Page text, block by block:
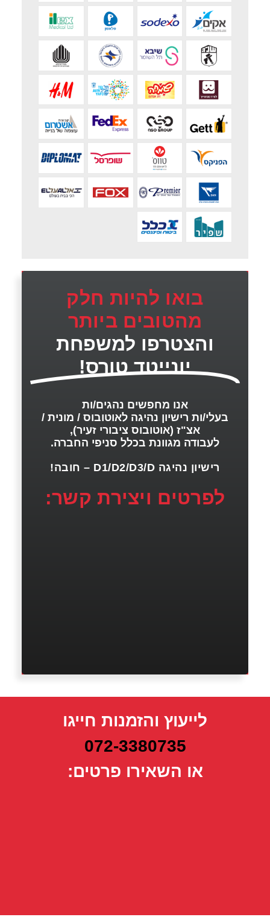
בואו להיות חלק
מהטובים ביותר
והצטרפו למשפחת
יונייטד טורס!
אנו מחפשים נהגים/ות
בעלי/ות רישיון נהיגה לאוטובוס / מונית /
אצ"ז (אוטובוס ציבורי זעיר),
לעבודה מגוונת בכלל סניפי החברה.
רישיון נהיגה D1/D2/D3/D – חובה!
לפרטים ויצירת קשר:
לייעוץ והזמנות חייגו
072-3380735
או השאירו פרטים: